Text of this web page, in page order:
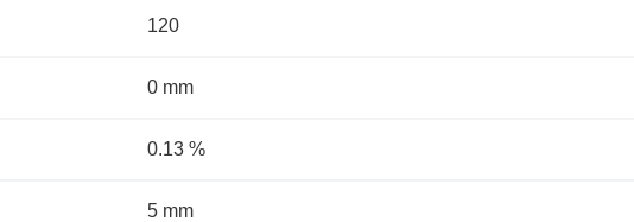
120
0 mm
0.13 %
5 mm